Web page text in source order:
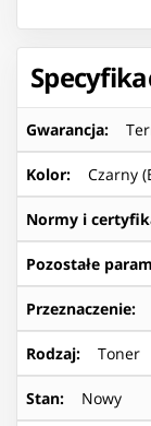
Gwarancja:
Kolor: Czarny
Normy i
Pozostałe
Przeznaczenie:
Rodzaj: Toner
Stan: Nowy